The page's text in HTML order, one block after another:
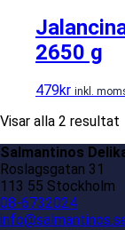
2650 g
479kr inkl.
Visar alla 2 resultat
Salmantinos
Roslagsgatan 31
113 55 Stockholm
08-6732024